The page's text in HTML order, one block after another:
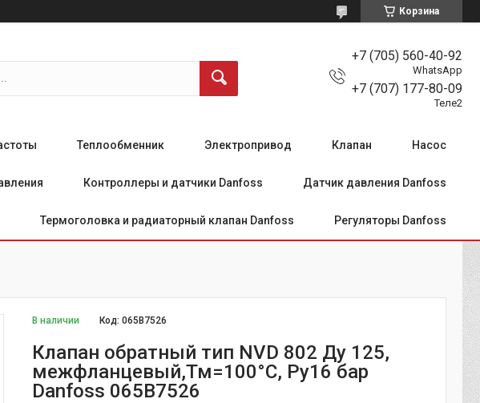
Корзина
+7 (705) 560-40-92
WhatsApp
+7 (707) 177-80-09
Теле2
Теплообменник Электропривод Клапан Насос
Контроллеры и датчики Danfoss Датчик давления Danfoss
Термоголовка и радиаторный клапан Danfoss Регуляторы Danfoss
В наличии Код:065B7526
Клапан обратный тип NVD 802 Ду 125,
межфланцевый,Тм=100°С, Ру16 бар
Danfoss 065B7526